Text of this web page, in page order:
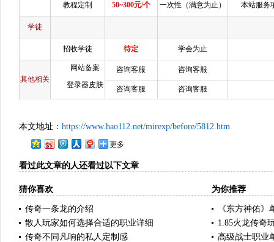
教程定制 50~300元/个 一次性（满意为止） 本站服务
学徒
招收学徒 待定 学会为止
其他相关
网站备案
登录器皮肤
咨询客服 咨询客服
咨询客服 咨询客服
本文地址： https://www.hao112.net/mirexp/before/5812.htm
更多
看过此文章的人还看过以下文章
猜你喜欢
传奇一条龙的介绍
散人玩家如何选择合适的职业详细
传奇不同凡响的私人定制感
为你推荐
《东方神佑
1.85火龙传奇
高级战士职业